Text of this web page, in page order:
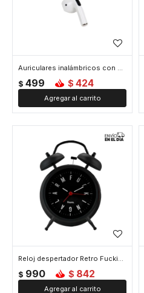
Auriculares inalámbricos con bluetooth
$ 499 $ 424
Reloj despertador Retro Fucking Alarm
$ 990 $ 842